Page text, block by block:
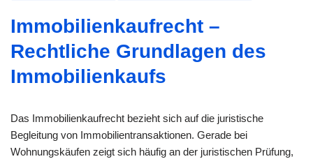
Immobilienkaufrecht –
Rechtliche Grundlagen des
Immobilienkaufs
Das Immobilienkaufrecht bezieht sich auf die juristische
Begleitung von Immobilientransaktionen. Gerade bei
Wohnungskäufen zeigt sich häufig an der juristischen Prüfung,